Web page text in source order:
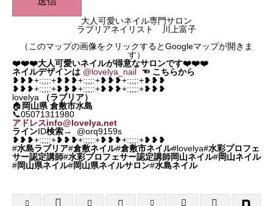
大人可愛いネイル専門サロン
ラブリアネイリスト 川上富子
（このマップの画像をクリックするとGoogleマップが開きま
す）
❤️❤️❤️大人可愛いネイルが得意なサロンです❤️❤️❤️
ネイルデザインは @lovelya_nail ☜ こちらから
❥❥❥+:;;;:+❥❥❥+:;;;:+❥❥❥+:;;;:+❥❥❥
❥❥❥+:;;;:+❥❥❥+:;;;:+❥❥❥+:;;;:+❥❥❥
lovelya
（ラブリア）
🏠 岡山県 倉敷市水島
📞05071311980
アドレスinfo@lovelya.net
ラインID検索→ @orq9159s
❥❥❥+:;;;:+❥❥❥+:;;;:+❥❥❥+:;;;:+❥❥❥
#水島ラブリア#倉敷ネイル#倉敷市ネイル#lovelya#水彩プロフェ
サー認定講師#水彩プロフェサー認定講師岡山ネイル#岡山ネイル
#岡山県ネイル#岡山県ネイルサロン#水島ネイル